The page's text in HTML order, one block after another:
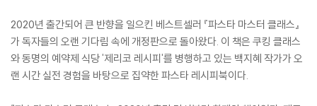
2020년 출간되어 큰 반향을 일으킨 베스트셀러 『파스타 마스터 클래스』
가 독자들의 오랜 기다림 속에 개정판으로 돌아왔다. 이 책은 쿠킹 클래스
와 동명의 예약제 식당 '제리코 레시피'를 병행하고 있는 백지혜 작가가 오
랜 시간 실전 경험을 바탕으로 집약한 파스타 레시피북이다.